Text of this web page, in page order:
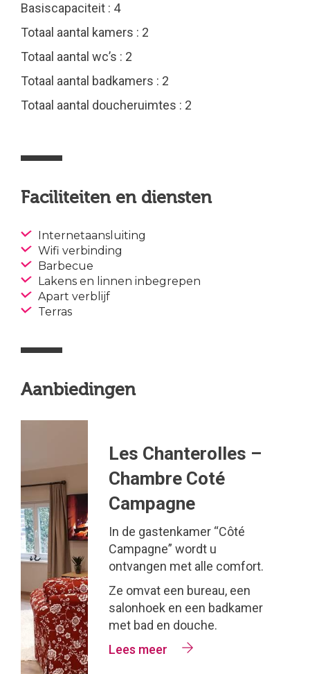
Basiscapaciteit : 4
Totaal aantal kamers : 2
Totaal aantal wc’s : 2
Totaal aantal badkamers : 2
Totaal aantal doucheruimtes : 2
Faciliteiten en diensten
Internetaansluiting
Wifi verbinding
Barbecue
Lakens en linnen inbegrepen
Apart verblijf
Terras
Aanbiedingen
Les Chanterolles –
Chambre Coté
Campagne
In de gastenkamer “Côté
Campagne” wordt u
ontvangen met alle comfort.
Ze omvat een bureau, een
salonhoek en een badkamer
met bad en douche.
Lees meer